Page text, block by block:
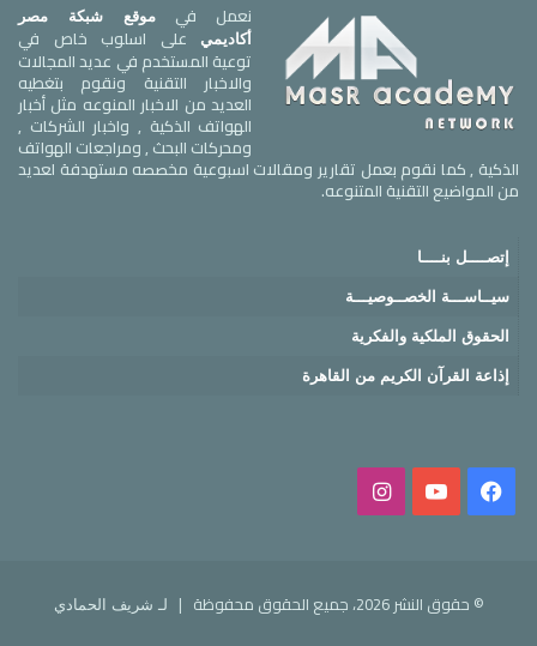
نعمل في
موقع شبكة مصر
أكاديمي
على اسلوب خاص في
توعية المستخدم في عديد المجالات
والاخبار التقنية ونقوم بتغطيه
العديد من الاخبار المنوعه مثل أخبار
الهواتف الذكية , واخبار الشركات ,
ومحركات البحث , ومراجعات الهواتف
الذكية , كما نقوم بعمل تقارير ومقالات اسبوعية مخصصه مستهدفة لعديد
من المواضيع التقنية المتنوعه.
إتصــــل بنــــا
سيــاســـة الخصــوصيـــة
الحقوق الملكية والفكرية
إذاعة القرآن الكريم من القاهرة
© حقوق النشر 2026، جميع الحقوق محفوظة | لـ شريف الحمادي